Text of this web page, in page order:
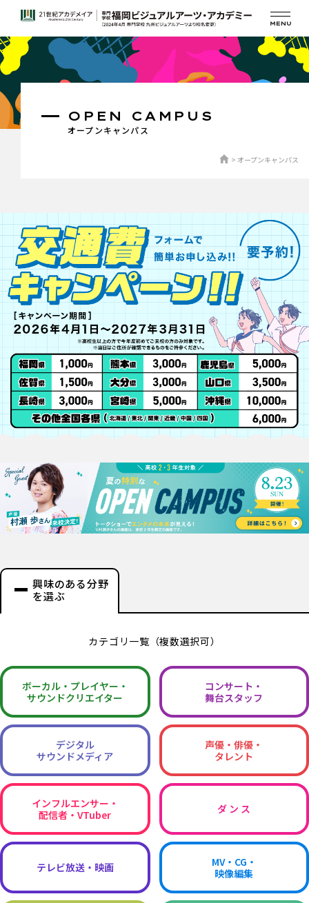
オープンキャンパス
OPEN CAMPUS
オープンキャンパス
興味のある分野
を選ぶ
カテゴリ一覧（複数選択可）
ボーカル・ プレイヤー・
サウンドクリエイター
コンサート・
舞台スタッフ
デジタル
サウンドメディア
声優・俳優・
タレント
インフルエンサー・
配信者・VTuber
ダ ン ス
テレビ放送・映画
MV・CG・
映像編集